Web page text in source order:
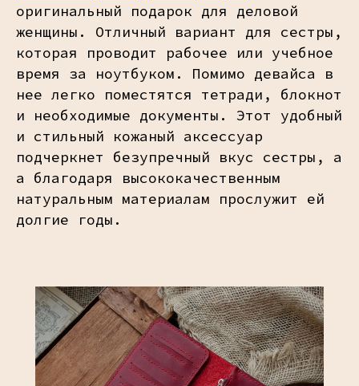
оригинальный подарок для деловой
женщины. Отличный вариант для сестры,
которая проводит рабочее или учебное
время за ноутбуком. Помимо девайса в
нее легко поместятся тетради, блокнот
и необходимые документы. Этот удобный
и стильный кожаный аксессуар
подчеркнет безупречный вкус сестры, а
а благодаря высококачественным
натуральным материалам прослужит ей
долгие годы.